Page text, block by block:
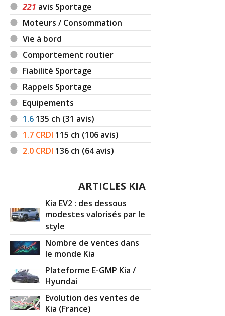
221 avis Sportage
Moteurs / Consommation
Vie à bord
Comportement routier
Fiabilité Sportage
Rappels Sportage
Equipements
1.6 135 ch (31 avis)
1.7 CRDI 115 ch (106 avis)
2.0 CRDI 136 ch (64 avis)
ARTICLES KIA
Kia EV2 : des dessous
modestes valorisés par le
style
Nombre de ventes dans
le monde Kia
Plateforme E-GMP Kia /
Hyundai
Evolution des ventes de
Kia (France)